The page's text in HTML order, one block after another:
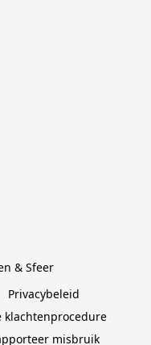
& Sfeer
Privacybeleid
klachtenprocedure
misbruik